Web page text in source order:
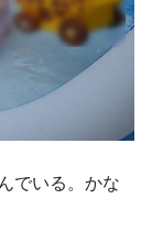
でいる。かな